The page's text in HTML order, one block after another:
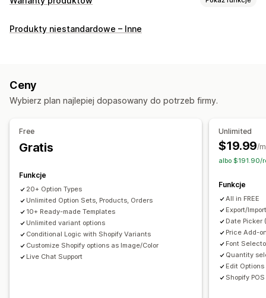
Dostosowanie
Opakowanie prezentu
Niestandardowy HTML Podgląd
Tłumaczenie
Ceny
Dopłaty do wariantów
Dopłaty do wersji premium
Zapasy
Ukrywanie wyczerpanych zapasów
Automatyczne aktualizacje
Produkty niestandardowe – Inne
Ceny
Wybierz plan najlepiej dopasowany do potrzeb firmy.
Free
Gratis
Funkcje
20+ Option Types
Unlimited Option Sets, Products, Orders
10+ Ready-made Templates
Unlimited variant options
Conditional Logic with Shopify Variants
Customize Shopify options as Image/Color
Live Chat Support
Unlimited
$19.99/
albo $191.90/
Funkcje
All in FREE
Export/
Date Picker
Price Add-
Font
Quantity
Edit
Shopify